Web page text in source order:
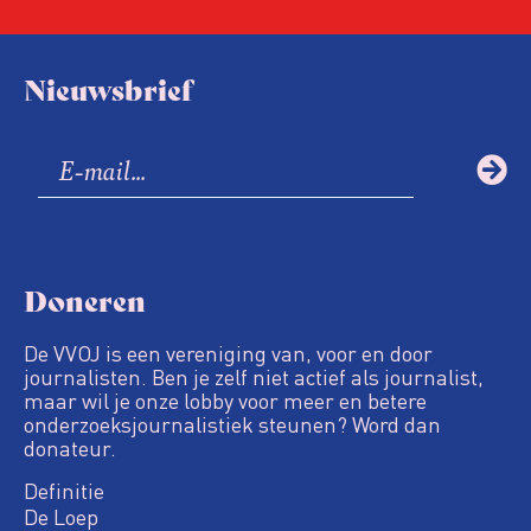
Nieuwsbrief
Doneren
De VVOJ is een vereniging van, voor en door
journalisten. Ben je zelf niet actief als journalist,
maar wil je onze lobby voor meer en betere
onderzoeksjournalistiek steunen? Word dan
donateur.
Definitie
De Loep